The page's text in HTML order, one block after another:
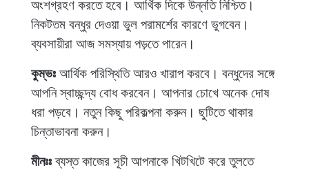
অংশগ্রহণ করতে হবে। আর্থিক দিকে উন্নতি নিশ্চিত।
নিকটতম বন্ধুর দেওয়া ভুল পরামর্শের কারণে ভুগবেন।
ব্যবসায়ীরা আজ সমস্যায় পড়তে পারেন।
কুম্ভঃ আর্থিক পরিস্থিতি আরও খারাপ করবে। বন্ধুদের সঙ্গে
আপনি স্বাচ্ছন্দ্য বোধ করবেন। আপনার চোখে অনেক দোষ
ধরা পড়বে। নতুন কিছু পরিকল্পনা করুন। ছুটিতে থাকার
চিন্তাভাবনা করুন।
মীনঃঃব্যস্ত কাজের সূচী আপনাকে খিটখিটে করে তুলতে